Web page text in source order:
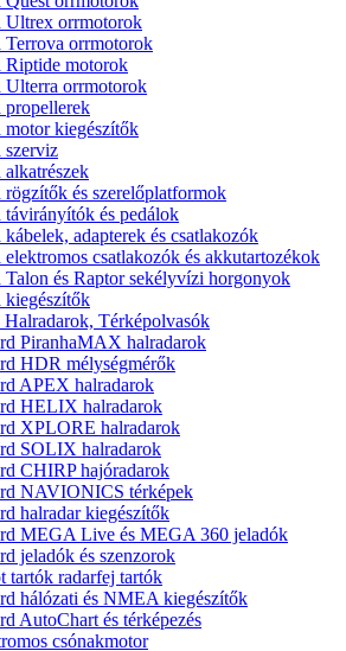
orrmotorok
orrmotorok
motorok
orrmotorok
kiegészítők
és szerelőplatformok
és pedálok
adapterek és csatlakozók
csatlakozók és akkutartozékok
és Raptor sekélyvízi horgonyok
Térképolvasók
PiranhaMAX halradarok
HDR mélységmérők
APEX halradarok
HELIX halradarok
XPLORE halradarok
SOLIX halradarok
CHIRP hajóradarok
NAVIONICS térképek
halradar kiegészítők
MEGA Live és MEGA 360 jeladók
jeladók és szenzorok
tartók radarfej tartók
hálózati és NMEA kiegészítők
AutoChart és térképezés
csónakmotor